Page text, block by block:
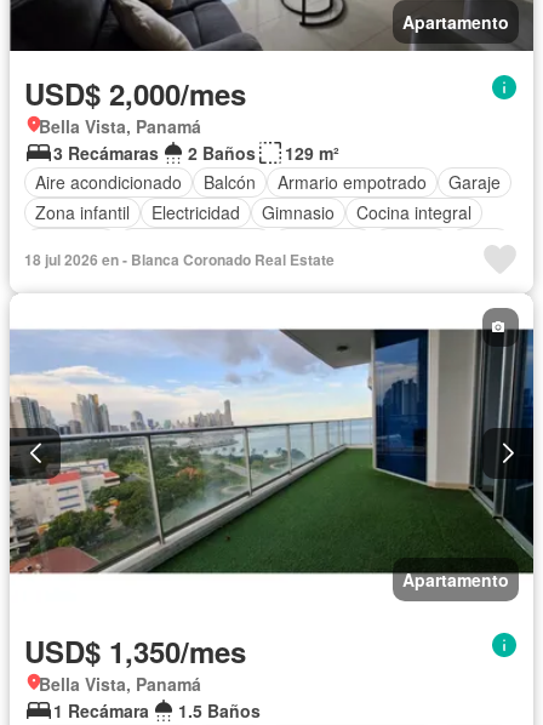
Apartamento
USD$ 2,000/mes
Bella Vista, Panamá
3 Recámaras
2 Baños
129 m²
Aire acondicionado
Balcón Armario empotrado
Garaje
Zona infantil
Electricidad Gimnasio
Cocina integral
Agua
18 jul 2026 en - Blanca Coronado Real Estate
Apartamento
USD$ 1,350/mes
Bella Vista, Panamá
1 Recámara
1.5 Baños